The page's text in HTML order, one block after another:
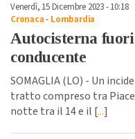
Venerdì, 15 Dicembre 2023 - 10:18
Cronaca- Lombardia
Autocisterna
conducente
SOMAGLIA (LO) - Un
tratto compreso tra
notte tra il 14 e il [...]